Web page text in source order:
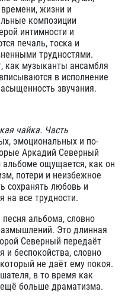
жизни и
композиции
интимности и
печаль, тоска и
трудностями.
как музыканты ансамбля
в исполнение
звучания.
чайка. Часть
эмоциональных и по-
Аркадий Северный
ощущается, как он
потери и неизбежное
сохранять любовь и
на все трудности.
альбома, словно
Это длинная
Северный передаёт
и беспокойства, словно
не даёт ему покоя.
в то время как
ещё больше драматизма.